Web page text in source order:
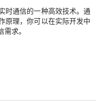
时通信的一种高效技术。通
原理，你可以在实际开发中
求。